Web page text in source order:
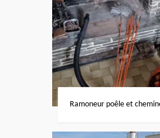
Ramoneur poêle et